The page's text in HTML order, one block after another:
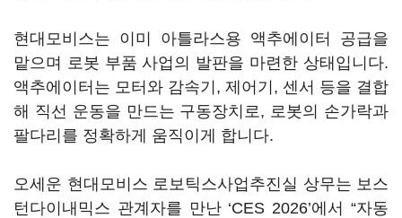
현대모비스는 이미 아틀라스용 액추에이터 공급을
맡으며 로봇 부품 사업의 발판을 마련한 상태입니다.
액추에이터는 모터와 감속기, 제어기, 센서 등을 결합
해 직선 운동을 만드는 구동장치로, 로봇의 손가락과
팔다리를 정확하게 움직이게 합니다.
오세운 현대모비스 로보틱스사업추진실 상무는 보스
턴다이내믹스 관계자를 만난 ‘CES 2026’에서 “자동